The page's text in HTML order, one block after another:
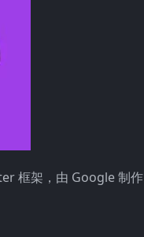
框架，由 Google 制作